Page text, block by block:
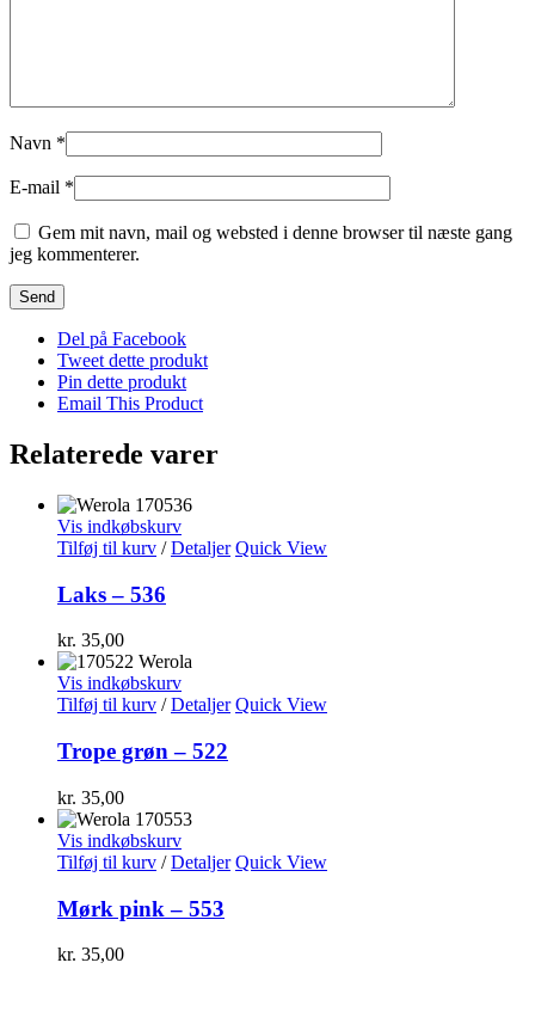
Navn *
E-mail *
Gem mit navn, mail og websted i denne browser til næste gang
jeg kommenterer.
Del på Facebook
Tweet dette produkt
Pin dette produkt
Email This Product
Relaterede varer
Vis indkøbskurv
Tilføj til kurv / Detaljer Quick View
Laks – 536
kr. 35,00
Vis indkøbskurv
Tilføj til kurv / Detaljer Quick View
Trope grøn – 522
kr. 35,00
Vis indkøbskurv
Tilføj til kurv / Detaljer Quick View
Mørk pink – 553
kr. 35,00